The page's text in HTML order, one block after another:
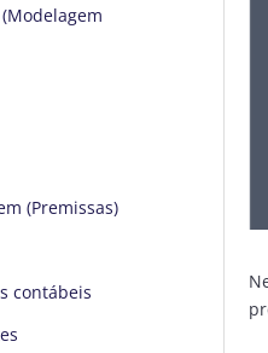
(Premissas)
contábeis